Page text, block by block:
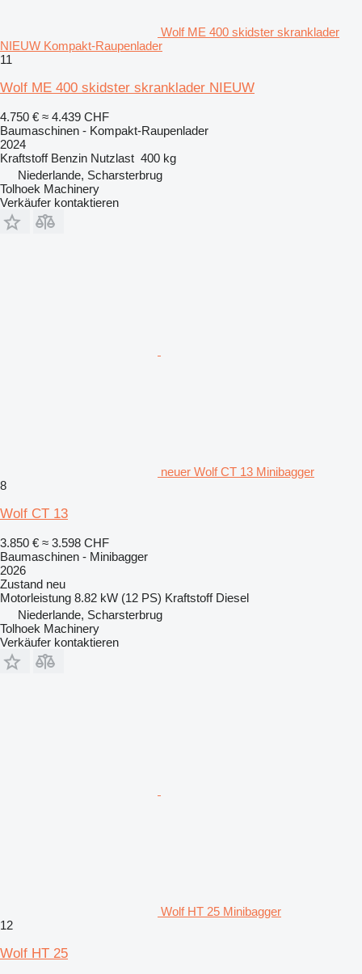
Wolf ME 400 skidster skranklader
NIEUW Kompakt-Raupenlader
11
Wolf ME 400 skidster skranklader NIEUW
4.750 € ≈ 4.439 CHF
Baumaschinen - Kompakt-Raupenlader
2024
Kraftstoff Benzin Nutzlast 400 kg
Niederlande, Scharsterbrug
Tolhoek Machinery
Verkäufer kontaktieren
neuer Wolf CT 13 Minibagger
8
Wolf CT 13
3.850 € ≈ 3.598 CHF
Baumaschinen - Minibagger
2026
Zustand neu
Motorleistung 8.82 kW (12 PS) Kraftstoff Diesel
Niederlande, Scharsterbrug
Tolhoek Machinery
Verkäufer kontaktieren
Wolf HT 25 Minibagger
12
Wolf HT 25